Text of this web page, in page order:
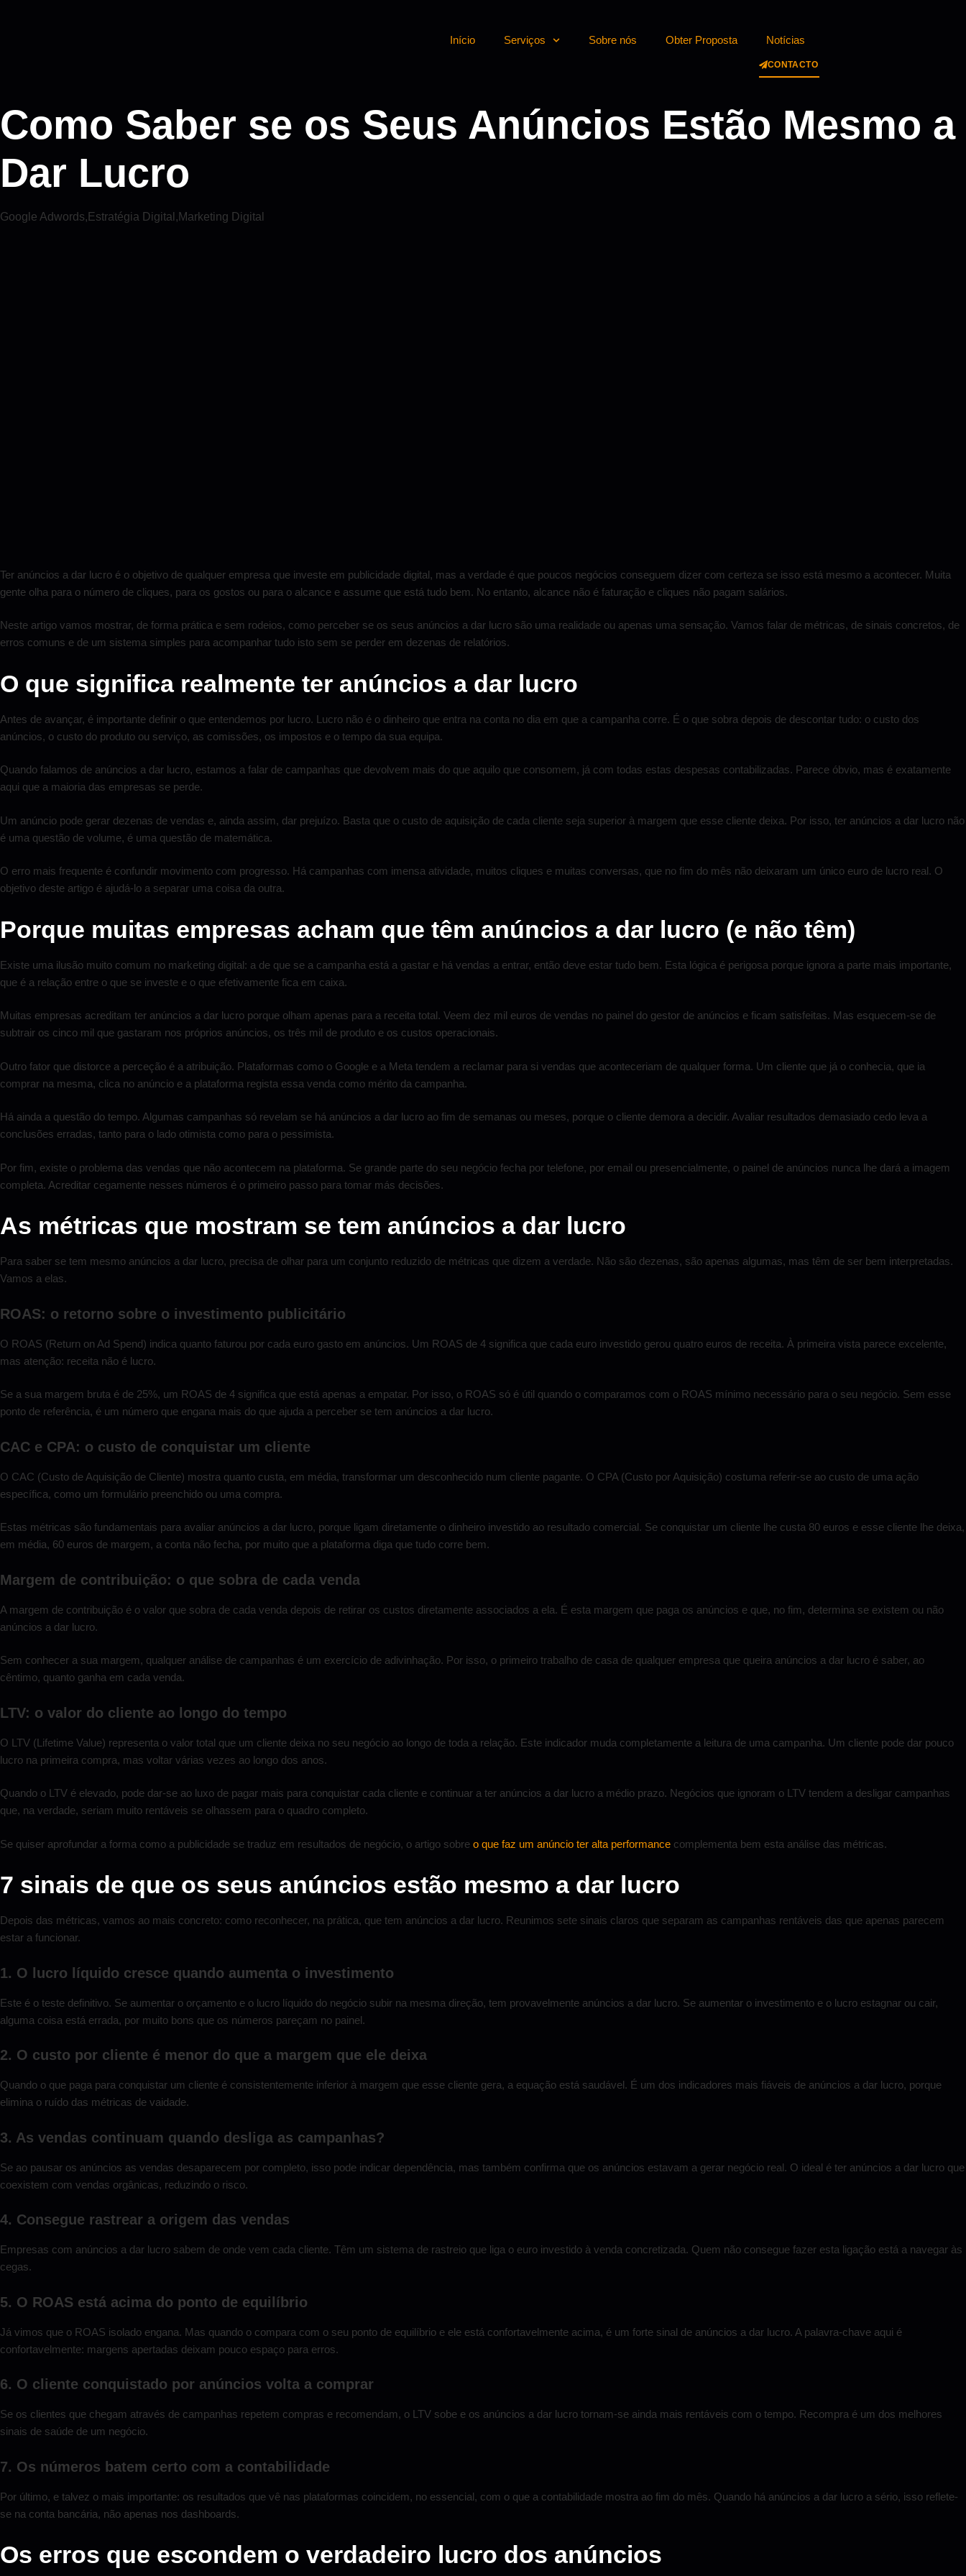
Início Serviços Sobre nós Obter Proposta Notícias
CONTACTO
Como Saber se os Seus Anúncios Estão Mesmo a
Dar Lucro
Google Adwords, Estratégia Digital , Marketing Digital
Ter anúncios a dar lucro é o objetivo de qualquer empresa que investe em publicidade digital, mas a verdade é que poucos negócios conseguem dizer com certeza se isso está mesmo a acontecer. Muita
gente olha para o número de cliques, para os gostos ou para o alcance e assume que está tudo bem. No entanto, alcance não é faturação e cliques não pagam salários.
Neste artigo vamos mostrar, de forma prática e sem rodeios, como perceber se os seus anúncios a dar lucro são uma realidade ou apenas uma sensação. Vamos falar de métricas, de sinais concretos, de
erros comuns e de um sistema simples para acompanhar tudo isto sem se perder em dezenas de relatórios.
O que significa realmente ter anúncios a dar lucro
Antes de avançar, é importante definir o que entendemos por lucro. Lucro não é o dinheiro que entra na conta no dia em que a campanha corre. É o que sobra depois de descontar tudo: o custo dos
anúncios, o custo do produto ou serviço, as comissões, os impostos e o tempo da sua equipa.
Quando falamos de anúncios a dar lucro, estamos a falar de campanhas que devolvem mais do que aquilo que consomem, já com todas estas despesas contabilizadas. Parece óbvio, mas é exatamente
aqui que a maioria das empresas se perde.
Um anúncio pode gerar dezenas de vendas e, ainda assim, dar prejuízo. Basta que o custo de aquisição de cada cliente seja superior à margem que esse cliente deixa. Por isso, ter anúncios a dar lucro não
é uma questão de volume, é uma questão de matemática.
O erro mais frequente é confundir movimento com progresso. Há campanhas com imensa atividade, muitos cliques e muitas conversas, que no fim do mês não deixaram um único euro de lucro real. O
objetivo deste artigo é ajudá-lo a separar uma coisa da outra.
Porque muitas empresas acham que têm anúncios a dar lucro (e não têm)
Existe uma ilusão muito comum no marketing digital: a de que se a campanha está a gastar e há vendas a entrar, então deve estar tudo bem. Esta lógica é perigosa porque ignora a parte mais importante,
que é a relação entre o que se investe e o que efetivamente fica em caixa.
Muitas empresas acreditam ter anúncios a dar lucro porque olham apenas para a receita total. Veem dez mil euros de vendas no painel do gestor de anúncios e ficam satisfeitas. Mas esquecem-se de
subtrair os cinco mil que gastaram nos próprios anúncios, os três mil de produto e os custos operacionais.
Outro fator que distorce a perceção é a atribuição. Plataformas como o Google e a Meta tendem a reclamar para si vendas que aconteceriam de qualquer forma. Um cliente que já o conhecia, que ia
comprar na mesma, clica no anúncio e a plataforma regista essa venda como mérito da campanha.
Há ainda a questão do tempo. Algumas campanhas só revelam se há anúncios a dar lucro ao fim de semanas ou meses, porque o cliente demora a decidir. Avaliar resultados demasiado cedo leva a
conclusões erradas, tanto para o lado otimista como para o pessimista.
Por fim, existe o problema das vendas que não acontecem na plataforma. Se grande parte do seu negócio fecha por telefone, por email ou presencialmente, o painel de anúncios nunca lhe dará a imagem
completa. Acreditar cegamente nesses números é o primeiro passo para tomar más decisões.
As métricas que mostram se tem anúncios a dar lucro
Para saber se tem mesmo anúncios a dar lucro, precisa de olhar para um conjunto reduzido de métricas que dizem a verdade. Não são dezenas, são apenas algumas, mas têm de ser bem interpretadas.
Vamos a elas.
ROAS: o retorno sobre o investimento publicitário
O ROAS (Return on Ad Spend) indica quanto faturou por cada euro gasto em anúncios. Um ROAS de 4 significa que cada euro investido gerou quatro euros de receita. À primeira vista parece excelente,
mas atenção: receita não é lucro.
Se a sua margem bruta é de 25%, um ROAS de 4 significa que está apenas a empatar. Por isso, o ROAS só é útil quando o comparamos com o ROAS mínimo necessário para o seu negócio. Sem esse
ponto de referência, é um número que engana mais do que ajuda a perceber se tem anúncios a dar lucro.
CAC e CPA: o custo de conquistar um cliente
O CAC (Custo de Aquisição de Cliente) mostra quanto custa, em média, transformar um desconhecido num cliente pagante. O CPA (Custo por Aquisição) costuma referir-se ao custo de uma ação
específica, como um formulário preenchido ou uma compra.
Estas métricas são fundamentais para avaliar anúncios a dar lucro, porque ligam diretamente o dinheiro investido ao resultado comercial. Se conquistar um cliente lhe custa 80 euros e esse cliente lhe deixa,
em média, 60 euros de margem, a conta não fecha, por muito que a plataforma diga que tudo corre bem.
Margem de contribuição: o que sobra de cada venda
A margem de contribuição é o valor que sobra de cada venda depois de retirar os custos diretamente associados a ela. É esta margem que paga os anúncios e que, no fim, determina se existem ou não
anúncios a dar lucro.
Sem conhecer a sua margem, qualquer análise de campanhas é um exercício de adivinhação. Por isso, o primeiro trabalho de casa de qualquer empresa que queira anúncios a dar lucro é saber, ao
cêntimo, quanto ganha em cada venda.
LTV: o valor do cliente ao longo do tempo
O LTV (Lifetime Value) representa o valor total que um cliente deixa no seu negócio ao longo de toda a relação. Este indicador muda completamente a leitura de uma campanha. Um cliente pode dar pouco
lucro na primeira compra, mas voltar várias vezes ao longo dos anos.
Quando o LTV é elevado, pode dar-se ao luxo de pagar mais para conquistar cada cliente e continuar a ter anúncios a dar lucro a médio prazo. Negócios que ignoram o LTV tendem a desligar campanhas
que, na verdade, seriam muito rentáveis se olhassem para o quadro completo.
Se quiser aprofundar a forma como a publicidade se traduz em resultados de negócio, o artigo sobre o que faz um anúncio ter alta performance complementa bem esta análise das métricas.
7 sinais de que os seus anúncios estão mesmo a dar lucro
Depois das métricas, vamos ao mais concreto: como reconhecer, na prática, que tem anúncios a dar lucro. Reunimos sete sinais claros que separam as campanhas rentáveis das que apenas parecem
estar a funcionar.
1. O lucro líquido cresce quando aumenta o investimento
Este é o teste definitivo. Se aumentar o orçamento e o lucro líquido do negócio subir na mesma direção, tem provavelmente anúncios a dar lucro. Se aumentar o investimento e o lucro estagnar ou cair,
alguma coisa está errada, por muito bons que os números pareçam no painel.
2. O custo por cliente é menor do que a margem que ele deixa
Quando o que paga para conquistar um cliente é consistentemente inferior à margem que esse cliente gera, a equação está saudável. É um dos indicadores mais fiáveis de anúncios a dar lucro, porque
elimina o ruído das métricas de vaidade.
3. As vendas continuam quando desliga as campanhas?
Se ao pausar os anúncios as vendas desaparecem por completo, isso pode indicar dependência, mas também confirma que os anúncios estavam a gerar negócio real. O ideal é ter anúncios a dar lucro que
coexistem com vendas orgânicas, reduzindo o risco.
4. Consegue rastrear a origem das vendas
Empresas com anúncios a dar lucro sabem de onde vem cada cliente. Têm um sistema de rastreio que liga o euro investido à venda concretizada. Quem não consegue fazer esta ligação está a navegar às
cegas.
5. O ROAS está acima do ponto de equilíbrio
Já vimos que o ROAS isolado engana. Mas quando o compara com o seu ponto de equilíbrio e ele está confortavelmente acima, é um forte sinal de anúncios a dar lucro. A palavra-chave aqui é
confortavelmente: margens apertadas deixam pouco espaço para erros.
6. O cliente conquistado por anúncios volta a comprar
Se os clientes que chegam através de campanhas repetem compras e recomendam, o LTV sobe e os anúncios a dar lucro tornam-se ainda mais rentáveis com o tempo. Recompra é um dos melhores
sinais de saúde de um negócio.
7. Os números batem certo com a contabilidade
Por último, e talvez o mais importante: os resultados que vê nas plataformas coincidem, no essencial, com o que a contabilidade mostra ao fim do mês. Quando há anúncios a dar lucro a sério, isso reflete-
se na conta bancária, não apenas nos dashboards.
Os erros que escondem o verdadeiro lucro dos anúncios